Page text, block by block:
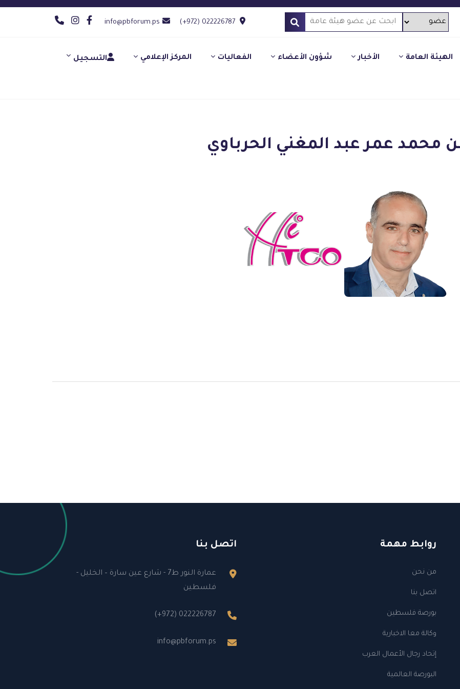
(+972) 022226787
info@pbforum.ps
الهيئة العامة الأخبار شؤون الأعضاء الفعاليات المركز الإعلامي التسجيل
محمد عمر عبد المغني الحرباوي
روابط مهمة
من نحن
اتصل بنا
بورصة فلسطين
وكالة معا الاخبارية
إتحاد رجال الأعمال العرب
البورصة العالمية
اتصل بنا
عمارة النور ط7 - شارع عين سارة – الخليل -
فلسطين
(+972) 022226787
info@pbforum.ps